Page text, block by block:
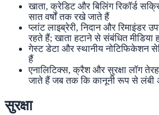
खाता, क्रेडिट और बिलिंग रिकॉर्ड
सात वर्षों तक रखे जाते हैं
प्लांट लाइब्रेरी, निदान और रिमाइंडर
रहते हैं; खाता हटाने से संबंधित मीडिया
गेस्ट डेटा और स्थानीय नोटिफिकेशन
हैं
एनालिटिक्स, क्रैश और सुरक्षा लॉग
जाते हैं जब तक कि कानूनी रूप से लंबी
सुरक्षा